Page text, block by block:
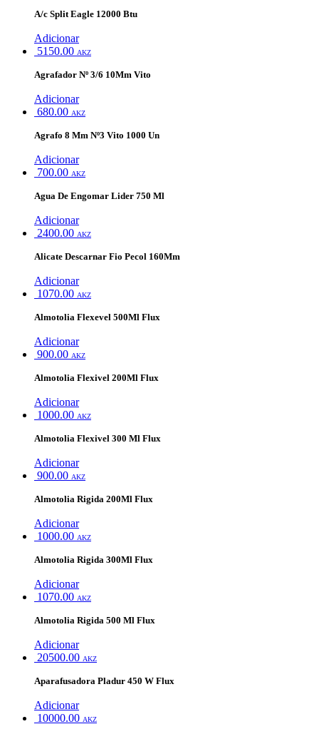
A/c Split Eagle 12000 Btu
Adicionar
5150.00 AKZ
Agrafador Nº 3/6 10Mm Vito
Adicionar
680.00 AKZ
Agrafo 8 Mm Nº3 Vito 1000 Un
Adicionar
700.00 AKZ
Agua De Engomar Lider 750 Ml
Adicionar
2400.00 AKZ
Alicate Descarnar Fio Pecol 160Mm
Adicionar
1070.00 AKZ
Almotolia Flexevel 500Ml Flux
Adicionar
900.00 AKZ
Almotolia Flexivel 200Ml Flux
Adicionar
1000.00 AKZ
Almotolia Flexivel 300 Ml Flux
Adicionar
900.00 AKZ
Almotolia Rigida 200Ml Flux
Adicionar
1000.00 AKZ
Almotolia Rigida 300Ml Flux
Adicionar
1070.00 AKZ
Almotolia Rigida 500 Ml Flux
Adicionar
20500.00 AKZ
Aparafusadora Pladur 450 W Flux
Adicionar
10000.00 AKZ